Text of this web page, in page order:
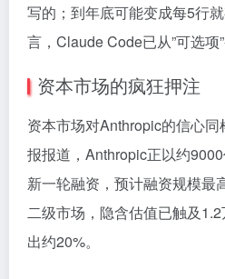
写的；到年底可能变成每5行
言，Claude Code已从”可选项”
资本市场的疯狂押注
资本市场对Anthropic的信心
报报道，Anthropic正以约
新一轮融资，预计融资规模最
二级市场，隐含估值已触及
出约20%。